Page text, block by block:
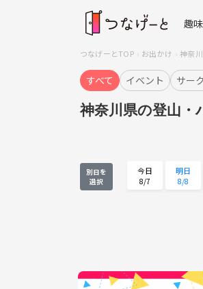
趣
つなげーとTOP お出かけ 神奈
すべて イベント サー
神奈川県の登山・
別日を
選択
今日
8/7
明日
8/8